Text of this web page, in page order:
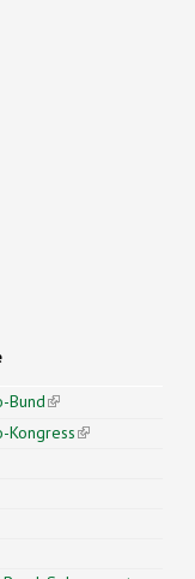
is external)
Bund(link is
external)
Kongress(link is
external)
external)